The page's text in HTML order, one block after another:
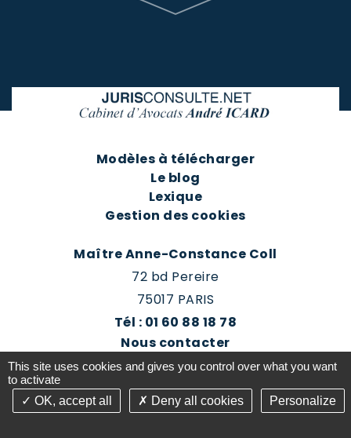
Modèles à télécharger
Le blog
Lexique
Gestion des cookies
Maître Anne-Constance Coll
72 bd Pereire
75017 PARIS
Tél : 01 60 88 18 78
Nous contacter
Prendre rendez-vous
This site uses cookies and gives you control over what you want
to activate
OK, accept all
Deny all cookies Personalize